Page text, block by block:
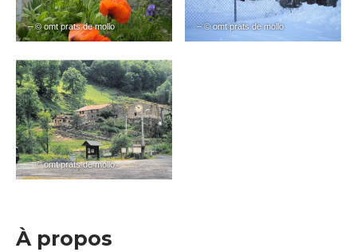
– © omt prats de mollo – © omt prats de mollo
– © omt prats de mollo
À propos